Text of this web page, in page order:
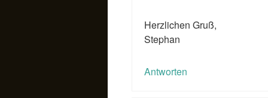
Herzlichen Gruß,
Stephan
Antworten